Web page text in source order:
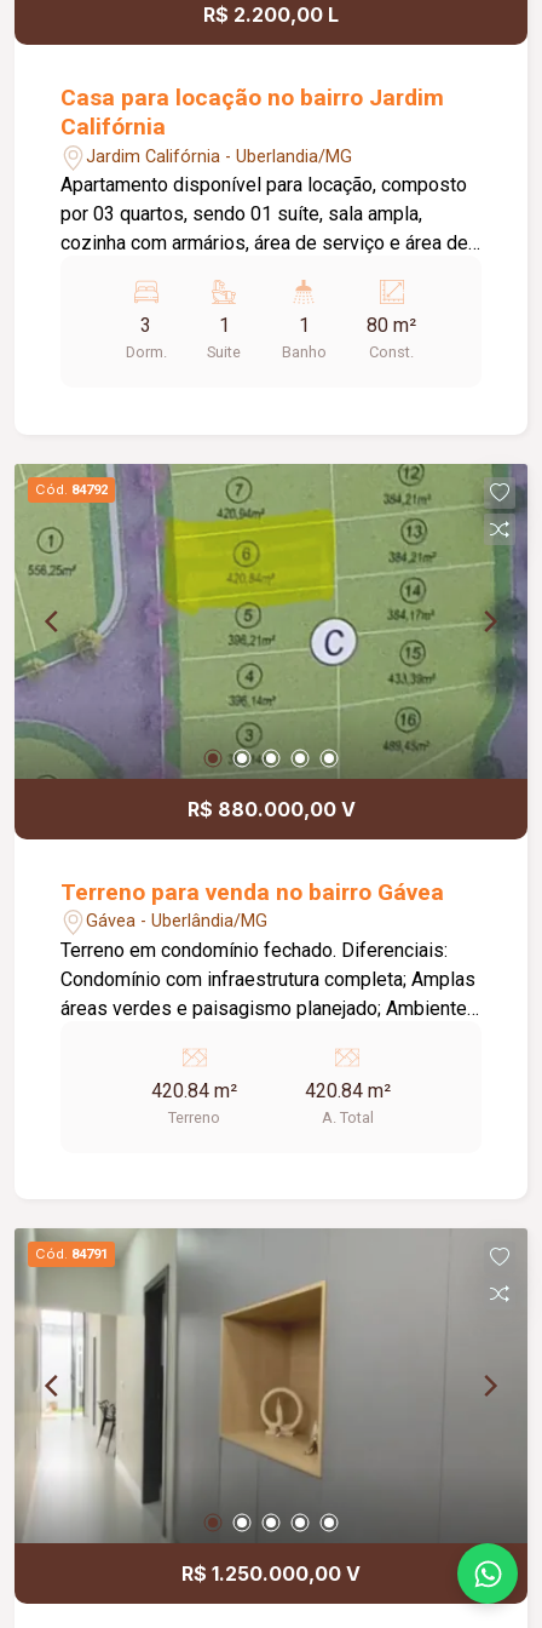
R$ 2.200,00 L
Casa para locação no bairro Jardim
Califórnia
Jardim Califórnia - Uberlandia/MG
Apartamento disponível para locação, composto
por 03 quartos, sendo 01 suíte, sala ampla,
cozinha com armários, área de serviço e área de
praticidade para o dia a dia. O imóvel dispõe
ainda de 02 vagas de estacionamento. O
condomínio oferece excelente infraestrutura de
qualidade de vida para toda a família.
3
Dorm.
1
Suite
1
Banho
80 m²
Const.
Cód. 84792
R$ 880.000,00 V
Terreno para venda no bairro Gávea
Gávea - Uberlândia/MG
Terreno em condomínio fechado. Diferenciais:
Condomínio com infraestrutura completa; Amplas
áreas verdes e paisagismo planejado; Ambiente
Excelente opção para construção residencial;
Local com alto potencial de valorização
420.84 m²
Terreno
420.84 m²
A. Total
Cód. 84791
R$ 1.250.000,00 V